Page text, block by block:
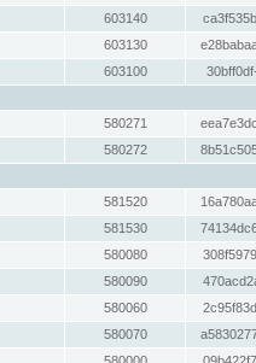
603140
603130
603100
580271
580272
581520
581530
580080
580090
580060
580070